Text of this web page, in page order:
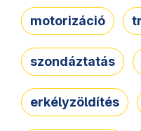
motorizáció
szondáztatás
erkélyzöldítés